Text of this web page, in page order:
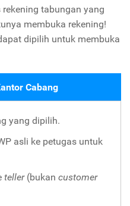
tabungan yang
membuka rekening!
dipilih untuk membuka
Cabang
yang dipilih.
asli ke petugas untuk
teller (bukan customer